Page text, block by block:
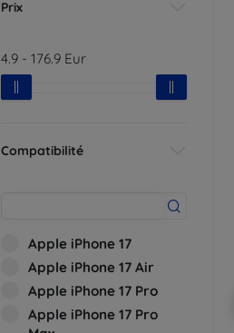
Prix
4.9 - 176.9 Eur
Compatibilité
Apple iPhone 17
Apple iPhone 17 Air
Apple iPhone 17 Pro
Apple iPhone 17 Pro